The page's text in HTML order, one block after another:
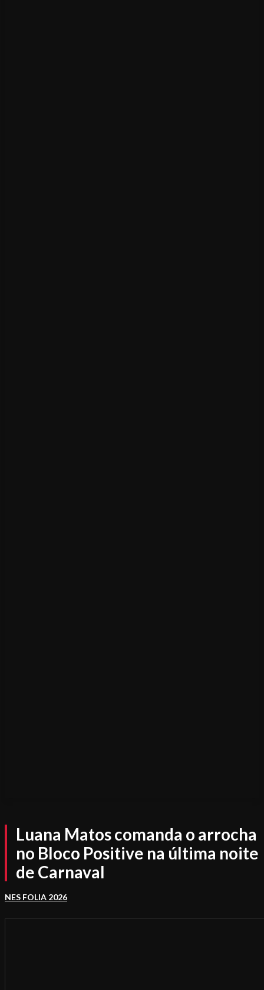
Luana Matos comanda o arrocha
no Bloco Positive na última noite
de Carnaval
NES FOLIA 2026